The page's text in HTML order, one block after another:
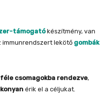
támogatókészítmény, van
immunrendszert lekötő gombák
csomagokba rendezve,
érik el a céljukat.